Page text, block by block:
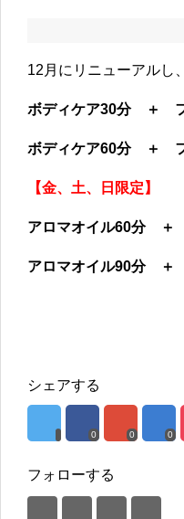
12月にリニューアルし
ボディケア30分 ＋
ボディケア60分 ＋
【金、土、日限定】
アロマオイル60分
アロマオイル90分
シェアする
0 0 0
フォローする